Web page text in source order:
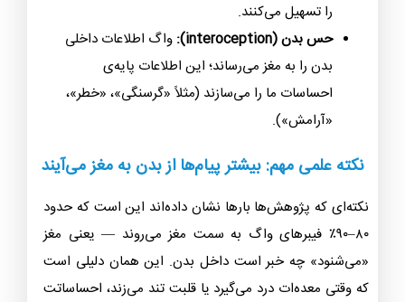
را تسهیل می‌کنند.
حس بدن (interoception):
واگ اطلاعات داخلی
بدن را به مغز می‌رساند؛ این اطلاعات پایه‌ی
احساسات ما را می‌سازند (مثلاً «گرسنگی»، «خطر»،
«آرامش»).
نکته علمی مهم: بیشتر پیام‌ها از بدن به مغز می‌آیند
نکته‌ای که پژوهش‌ها بارها نشان داده‌اند این است که حدود
۸۰–۹۰٪ فیبرهای واگ به سمت مغز می‌روند — یعنی مغز
«می‌شنود» چه خبر است داخل بدن. این همان دلیلی است
که وقتی معده‌ات درد می‌گیرد یا قلبت تند می‌زند، احساساتت